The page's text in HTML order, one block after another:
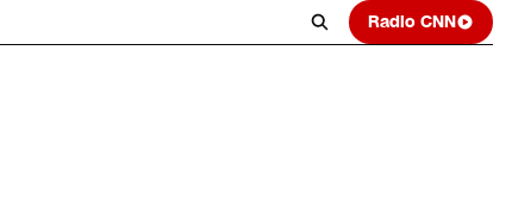
Radio CNN